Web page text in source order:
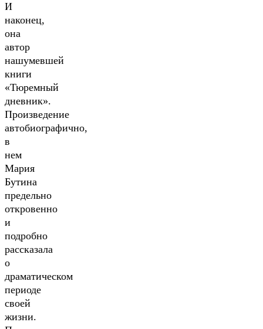
И
наконец,
она
автор
нашумевшей
книги
«Тюремный
дневник».
Произведение
автобиографично,
в
нем
Мария
Бутина
предельно
откровенно
и
подробно
рассказала
о
драматическом
периоде
своей
жизни.